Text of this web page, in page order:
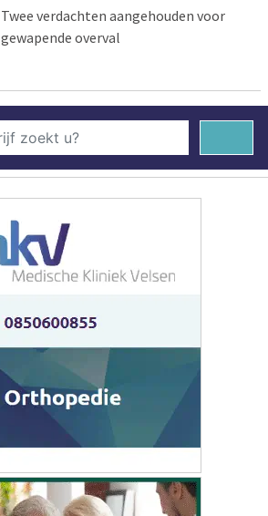
Twee verdachten aangehouden voor
gewapende overval